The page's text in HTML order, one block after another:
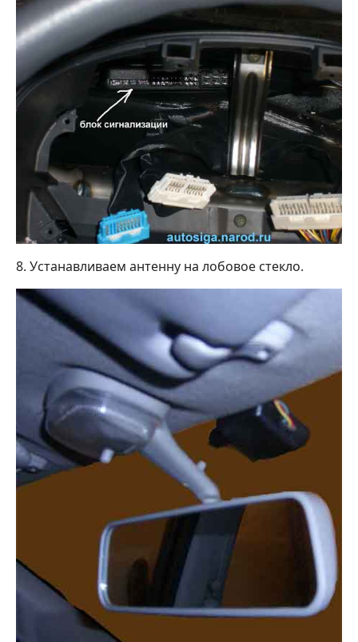
8. Устанавливаем антенну на лобовое стекло.